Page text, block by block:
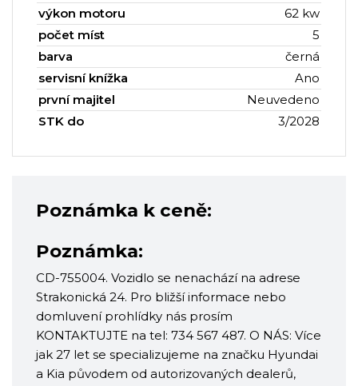
výkon motoru
62 kw
počet míst
5
barva
černá
servisní knížka
Ano
první majitel
Neuvedeno
STK do
3/2028
Poznámka k ceně:
Poznámka:
CD-755004. Vozidlo se nenachází na adrese
Strakonická 24. Pro bližší informace nebo
domluvení prohlídky nás prosím
KONTAKTUJTE na tel: 734 567 487. O NÁS: Více
jak 27 let se specializujeme na značku Hyundai
a Kia původem od autorizovaných dealerů,